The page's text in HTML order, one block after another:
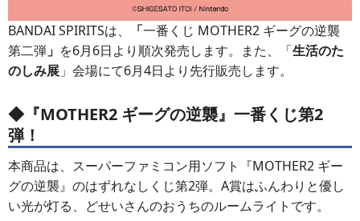
BANDAI SPIRITSは、 「一番くじ MOTHER2 ギーグの逆襲
第二弾 」 を6月6日より順次発売します。また、「生活のた
のしみ展 」会場にて6月4日より先行販売します。
◆『MOTHER2 ギーグの逆襲』一番くじ第2
弾！
本商品は、スーパーファミコン用ソフト『MOTHER2 ギー
グの逆襲』のはずれなしくじ第2弾。A賞はふんわりと優し
い光が灯る、どせいさんのおうちのルームライトです。